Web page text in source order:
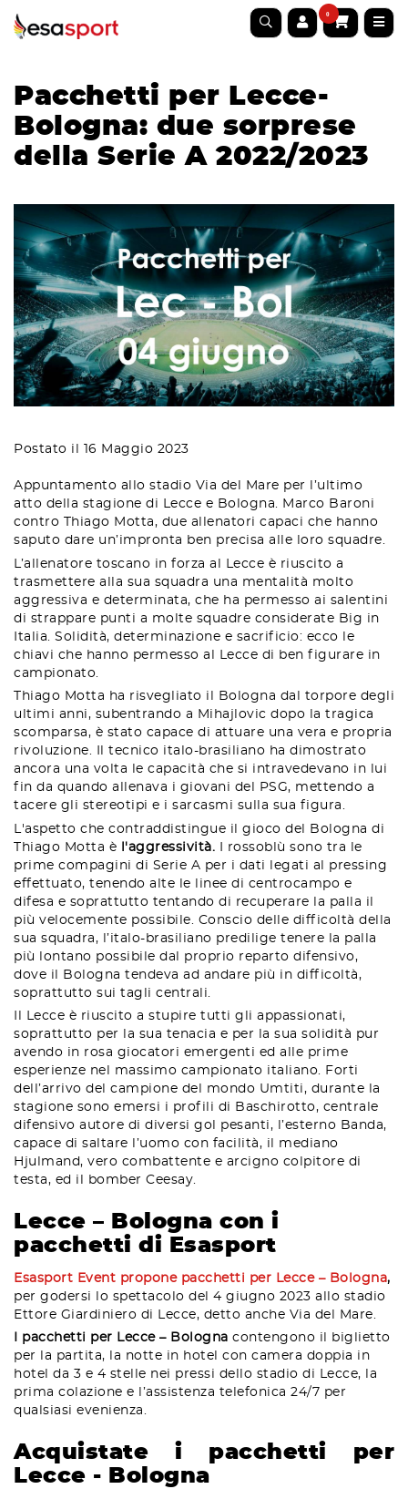
0
Pacchetti per Lecce-
Bologna: due sorprese
della Serie A 2022/2023
Postato il 16 Maggio 2023
Appuntamento allo stadio Via del Mare per l’ultimo
atto della stagione di Lecce e Bologna. Marco Baroni
contro Thiago Motta, due allenatori capaci che hanno
saputo dare un’impronta ben precisa alle loro squadre.
L’allenatore toscano in forza al Lecce è riuscito a
trasmettere alla sua squadra una mentalità molto
aggressiva e determinata, che ha permesso ai salentini
di strappare punti a molte squadre considerate Big in
Italia. Solidità, determinazione e sacrificio: ecco le
chiavi che hanno permesso al Lecce di ben figurare in
campionato.
Thiago Motta ha risvegliato il Bologna dal torpore degli
ultimi anni, subentrando a Mihajlovic dopo la tragica
scomparsa, è stato capace di attuare una vera e propria
rivoluzione. Il tecnico italo-brasiliano ha dimostrato
ancora una volta le capacità che si intravedevano in lui
fin da quando allenava i giovani del PSG, mettendo a
tacere gli stereotipi e i sarcasmi sulla sua figura.
L'aspetto che contraddistingue il gioco del Bologna di
Thiago Motta è
l'aggressività. I rossoblù sono tra le
prime compagini di Serie A per i dati legati al pressing
effettuato, tenendo alte le linee di centrocampo e
difesa e soprattutto tentando di recuperare la palla il
più velocemente possibile. Conscio delle difficoltà della
sua squadra, l’italo-brasiliano predilige tenere la palla
più lontano possibile dal proprio reparto difensivo,
dove il Bologna tendeva ad andare più in difficoltà,
soprattutto sui tagli centrali.
Il Lecce è riuscito a stupire tutti gli appassionati,
soprattutto per la sua tenacia e per la sua solidità pur
avendo in rosa giocatori emergenti ed alle prime
esperienze nel massimo campionato italiano. Forti
dell’arrivo del campione del mondo Umtiti, durante la
stagione sono emersi i profili di Baschirotto, centrale
difensivo autore di diversi gol pesanti, l’esterno Banda,
capace di saltare l’uomo con facilità, il mediano
Hjulmand, vero combattente e arcigno colpitore di
testa, ed il bomber Ceesay.
Lecce – Bologna con i
pacchetti di Esasport
Esasport Event propone pacchetti per Lecce – Bologna,
per godersi lo spettacolo del 4 giugno 2023 allo stadio
Ettore Giardiniero di Lecce, detto anche Via del Mare.
I pacchetti per Lecce – Bologna contengono il biglietto
per la partita, la notte in hotel con camera doppia in
hotel da 3 e 4 stelle nei pressi dello stadio di Lecce, la
prima colazione e l’assistenza telefonica 24/7 per
qualsiasi evenienza.
Acquistate i pacchetti per
Lecce - Bologna